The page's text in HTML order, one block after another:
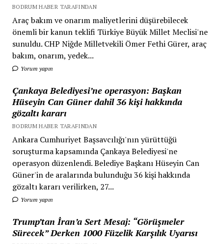
BODRUM HABER TARAFINDAN
Araç bakım ve onarım maliyetlerini düşürebilecek
önemli bir kanun teklifi Türkiye Büyük Millet Meclisi'ne
sunuldu. CHP Niğde Milletvekili Ömer Fethi Gürer, araç
bakım, onarım, yedek...
Yorum yapın
Çankaya Belediyesi’ne operasyon: Başkan
Hüseyin Can Güner dahil 36 kişi hakkında
gözaltı kararı
BODRUM HABER TARAFINDAN
Ankara Cumhuriyet Başsavcılığı'nın yürüttüğü
soruşturma kapsamında Çankaya Belediyesi'ne
operasyon düzenlendi. Belediye Başkanı Hüseyin Can
Güner'in de aralarında bulunduğu 36 kişi hakkında
gözaltı kararı verilirken, 27...
Yorum yapın
Trump’tan İran’a Sert Mesaj: “Görüşmeler
Sürecek” Derken 1000 Füzelik Karşılık Uyarısı